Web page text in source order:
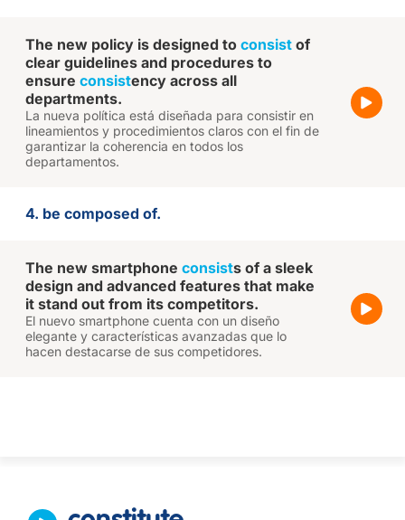
The new policy is designed to consist of
clear guidelines and procedures to
ensure consistency across all
departments.
La nueva política está diseñada para consistir en
lineamientos y procedimientos claros con el fin de
garantizar la coherencia en todos los
departamentos.
4. be composed of.
The new smartphone consists of a sleek
design and advanced features that make
it stand out from its competitors.
El nuevo smartphone cuenta con un diseño
elegante y características avanzadas que lo
hacen destacarse de sus competidores.